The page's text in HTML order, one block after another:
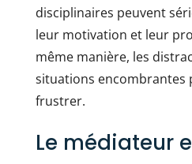
disciplinaires peuvent
leur motivation et leur
même manière, les
situations encombrantes
frustrer.
Le médiateur